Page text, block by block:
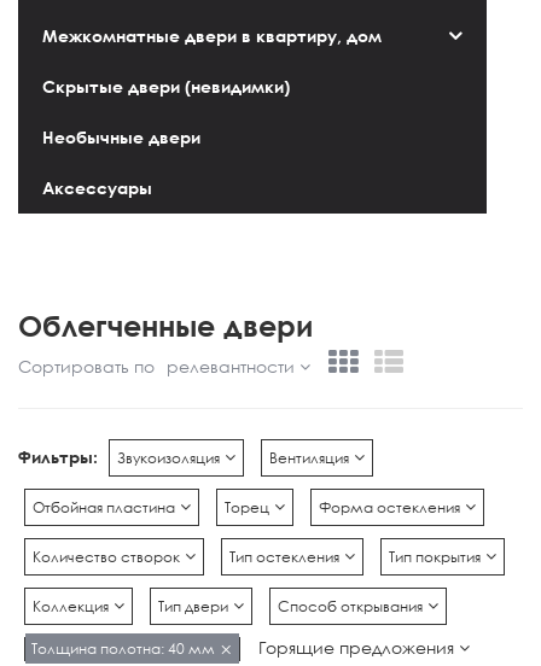
Межкомнатные двери в квартиру, дом
Скрытые двери (невидимки)
Необычные двери
Аксессуары
Облегченные двери
Сортировать по релевантности
Фильтры: Звукоизоляция Вентиляция
Отбойная пластина Торец Форма остекления
Количество створок Тип остекления Тип покрытия
Коллекция Тип двери Способ открывания
Толщина полотна: 40 мм Горящие предложения